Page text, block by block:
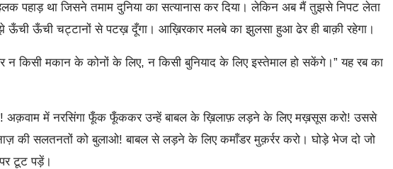
पहाड़ था जिसने तमाम दुनिया का सत्यानास कर दिया। लेकिन अब मैं तुझसे निपट लेता
ऊँची ऊँची चट्टानों से पटख़ दूँगा। आख़िरकार मलबे का झुलसा हुआ ढेर ही बाक़ी रहेगा।
न किसी मकान के कोनों के लिए, न किसी बुनियाद के लिए इस्तेमाल हो सकेंगे।” यह रब का
अक़वाम में नरसिंगा फूँक फूँककर उन्हें बाबल के ख़िलाफ़ लड़ने के लिए मख़सूस करो! उससे
की सलतनतों को बुलाओ! बाबल से लड़ने के लिए कमाँडर मुक़र्रर करो। घोड़े भेज दो जो
टूट पड़ें।